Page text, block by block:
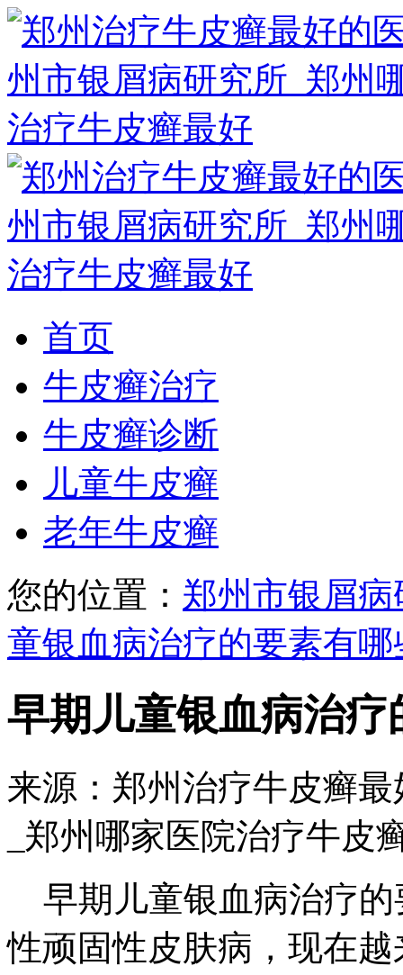
首页
牛皮癣治疗
牛皮癣诊断
儿童牛皮癣
老年牛皮癣
您的位置： 郑州市银屑病
童银血病治疗的要素有哪
早期儿童银血病治疗
来源：郑州治疗牛皮癣
_郑州哪家医院治疗牛皮
早期儿童银血病治疗的
性顽固性皮肤病，现在